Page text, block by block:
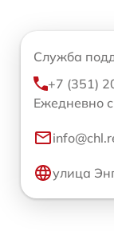
Служба
+7 (351)
Ежедневно
улица